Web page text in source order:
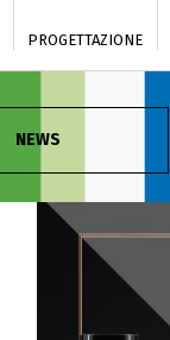
PROGETTAZIONE
NEWS